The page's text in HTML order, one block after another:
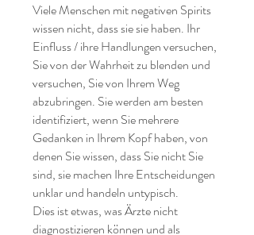
Viele Menschen mit negativen Spirits
wissen nicht, dass sie sie haben. Ihr
Einfluss / ihre Handlungen versuchen,
Sie von der Wahrheit zu blenden und
versuchen, Sie von Ihrem Weg
abzubringen. Sie werden am besten
identifiziert, wenn Sie mehrere
Gedanken in Ihrem Kopf haben, von
denen Sie wissen, dass Sie nicht Sie
sind, sie machen Ihre Entscheidungen
unklar und handeln untypisch.
Dies ist etwas, was Ärzte nicht
diagnostizieren können und als